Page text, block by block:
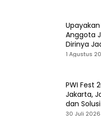
Anggota
Dirinya
1 Agustus
PWI Fest
Jakarta,
dan
30 Juli 2026